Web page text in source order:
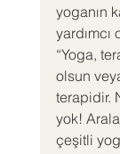
yoganın
“Yoga,
olsun
terapidir.
yok!
çeşitli